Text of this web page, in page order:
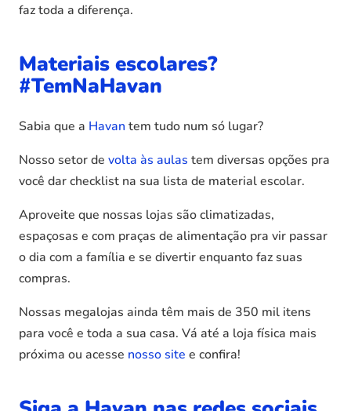
faz toda a diferença.
Materiais escolares?
#TemNaHavan
Sabia que a Havan tem tudo num só lugar?
Nosso setor de volta às aulas tem diversas opções pra
você dar checklist na sua lista de material escolar.
Aproveite que nossas lojas são climatizadas,
espaçosas e com praças de alimentação pra vir passar
o dia com a família e se divertir enquanto faz suas
compras.
Nossas megalojas ainda têm mais de 350 mil itens
para você e toda a sua casa. Vá até a loja física mais
próxima ou acesse nosso site e confira!